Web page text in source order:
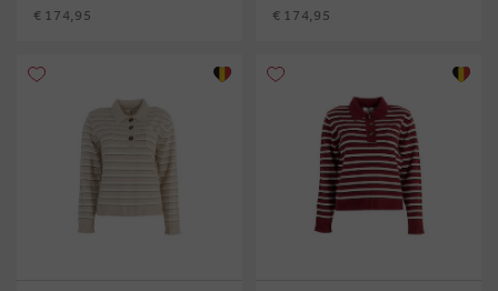
€ 174,95 € 174,95